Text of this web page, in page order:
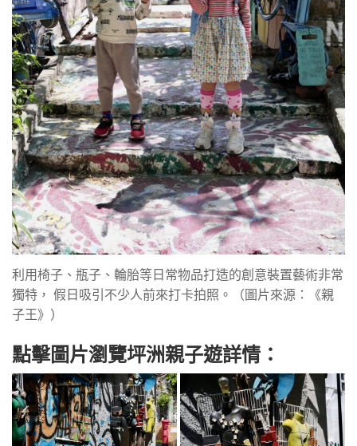
利用椅子、瓶子、輪胎等日常物品打造的創意裝置藝術非常
獨特， 假日吸引不少人前來打卡拍照。（圖片來源：《親
子王》）
點擊圖片瀏覽坪洲親子遊詳情：